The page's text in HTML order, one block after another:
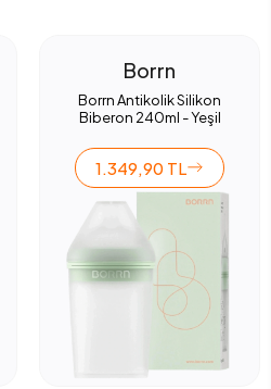
Borrn
Borrn Antikolik Silikon
Biberon 240ml - Yeşil
1.349,90 TL